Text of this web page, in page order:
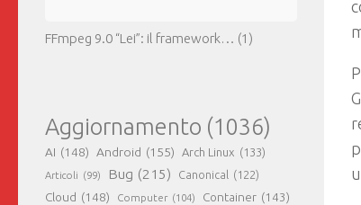
FFmpeg 9.0 “Lei”: il framework… (1)
Aggiornamento (1036)
AI (148) Android (155) Arch Linux (133)
Articoli (99) Bug (215) Canonical (122)
Cloud (148) Computer (104) Container (143)